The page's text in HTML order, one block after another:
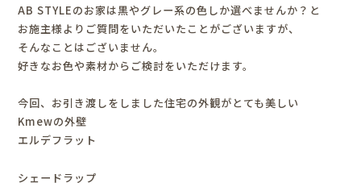
AB STYLEのお家は黒やグレー系の色しか選べませんか？と
お施主様よりご質問をいただいたことがございますが、
そんなことはございません。
好きなお色や素材からご検討をいただけます。
今回、お引き渡しをしました住宅の外観がとても美しい
Kmewの外壁
エルデフラット
シェードラップ